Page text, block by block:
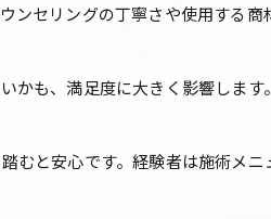
ンセリングの丁寧さや使用する商
かも、満足度に大きく影響します
むと安心です。経験者は施術メニ